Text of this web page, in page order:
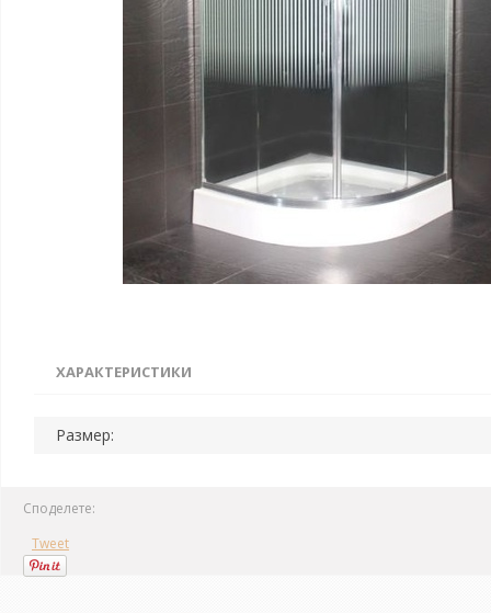
ХАРАКТЕРИСТИКИ
Размер:
Споделете:
Tweet